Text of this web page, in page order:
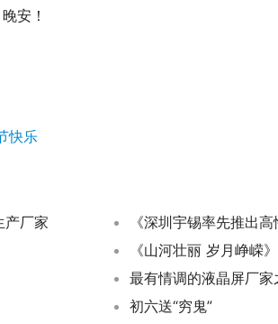
安！
快乐
产厂家
《山河壮丽 岁月峥嵘》
最有情调的液晶屏厂家
初六送“穷鬼”